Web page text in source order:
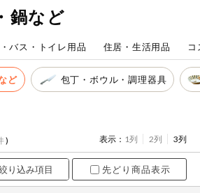
含む
鍋など
バス・トイレ用品 住居・生活用品
ど 包丁・ボウル・調理器具
) 表示： 1列 2列 3列
先どり商品表示